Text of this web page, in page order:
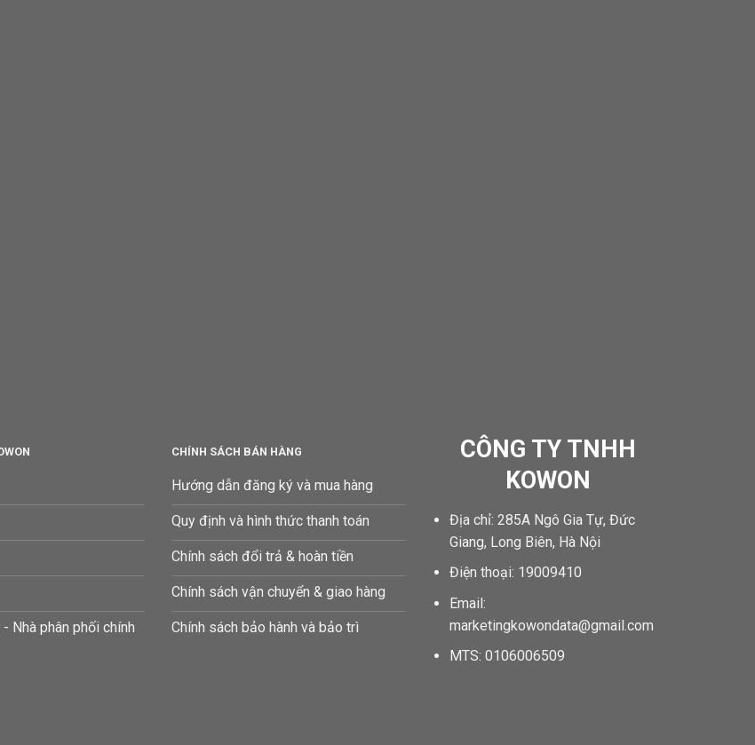
Nhà phân phối chính
CHÍNH SÁCH BÁN HÀNG
Hướng dẫn đăng ký và mua hàng
Quy định và hình thức thanh toán
Chính sách đổi trả & hoàn tiền
Chính sách vận chuyển & giao hàng
Chính sách bảo hành và bảo trì
CÔNG TY TNHH
KOWON
Địa chỉ: 285A Ngô Gia Tự, Đức
Giang, Long Biên, Hà Nội
Điện thoại: 19009410
Email:
marketingkowondata@gmail.com
MTS:0106006509